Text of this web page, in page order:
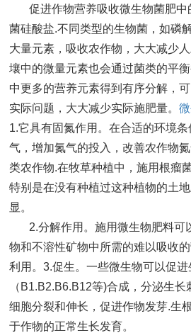
促进作物营养吸收微生物菌肥
菌硅酸盐.不同类型的生物菌，如磷
大量元素，吸收农作物，大大减少
壤中的微量元素也会通过菌类的平
中更多的营养元素得到有序分解，
实际问题，大大减少实际施肥量。
1.它具有固氮作用。在合适的环境
气，增加氮气的投入，改善农作物
类农作物.在牧草种植中，施用根瘤
特别是在没有种植过这种植物的土
显。
2.分解作用。施用微生物肥料可
物和不溶性矿物中所需的难以吸收
利用。3.促生。一些微生物可以促进
（B1.B2.B6.B12等)合成，分泌生
细胞分裂和伸长，促进作物发芽.生
于作物的正常生长发育。